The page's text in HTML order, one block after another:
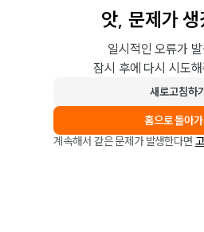
앗, 문제가
일시적인 오류가
잠시 후에 다시 시도
새로고침하
홈으로 돌아
계속해서 같은 문제가 발생한다면